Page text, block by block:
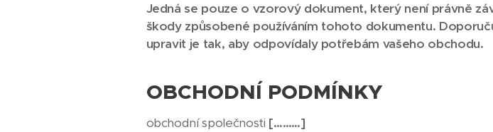
Jedná se pouze o vzorový dokument, který není právně
škody způsobené používáním tohoto dokumentu.
upravit je tak, aby odpovídaly potřebám vašeho obchodu.
OBCHODNÍ PODMÍNKY
obchodní společnosti [………]